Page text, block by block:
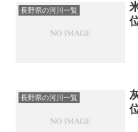
長野県の河川一覧
長野県の河川一覧